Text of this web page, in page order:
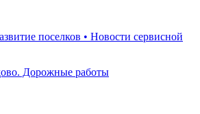
поселков • Новости сервисной
Дорожные работы